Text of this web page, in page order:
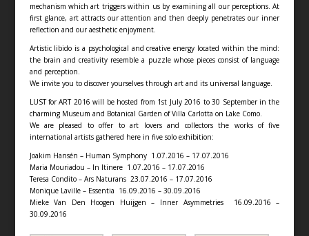
mechanism which art triggers within us by examining all our perceptions. At
first glance, art attracts our attention and then deeply penetrates our inner
reflection and our aesthetic enjoyment.
Artistic libido is a psychological and creative energy located within the mind:
the brain and creativity resemble a puzzle whose pieces consist of language
and perception.
We invite you to discover yourselves through art and its universal language.
LUST for ART 2016 will be hosted from 1st July 2016 to 30 September in the
charming Museum and Botanical Garden of Villa Carlotta on Lake Como.
We are pleased to offer to art lovers and collectors the works of five
international artists gathered here in five solo exhibition:
Joakim Hansén – Human Symphony 1.07.2016 – 17.07.2016
Maria Mouriadou – In Itinere 1.07.2016 – 17.07.2016
Teresa Condito – Ars Naturans 23.07.2016 – 17.07.2016
Monique Laville – Essentia 16.09.2016 – 30.09.2016
Mieke Van Den Hoogen Huijgen – Inner Asymmetries 16.09.2016 –
30.09.2016